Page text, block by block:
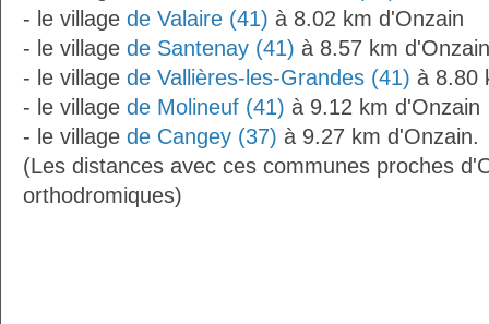
- le village de Valaire (41) à 8.02 km d'Onzain
- le village de Santenay (41) à 8.57 km d'Onzain
- le village de Vallières-les-Grandes (41) à 8.80
- le village de Molineuf (41) à 9.12 km d'Onzain
- le village de Cangey (37) à 9.27 km d'Onzain.
(Les distances avec ces communes proches
orthodromiques)